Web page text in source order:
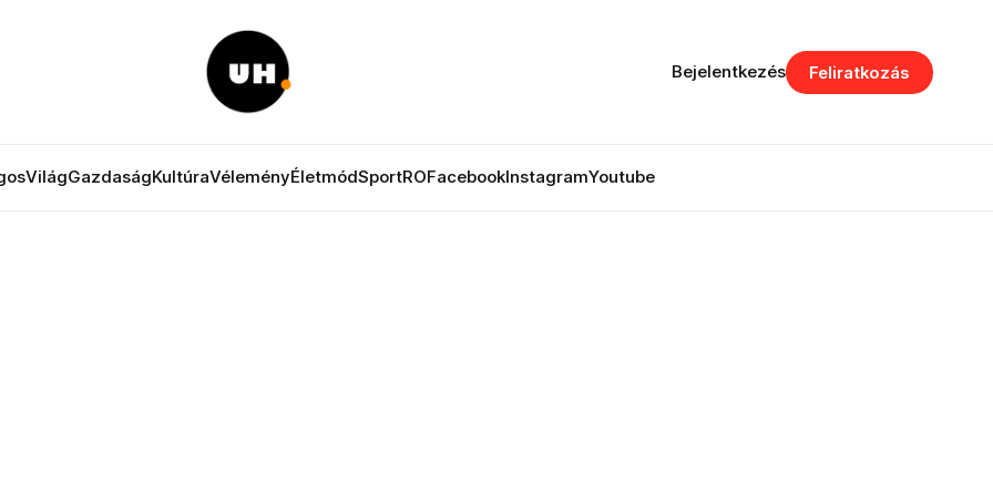
VilágGazdaságKultúraVéleményÉletmódSportROFacebookInstagramYoutube
Bejelentkezés Feliratkozás